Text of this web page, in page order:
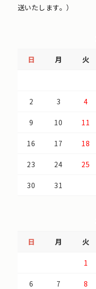
送いたします。）
日 月 火
2 3 4
9 10 11
16 17 18
23 24 25
30 31
日 月 火
1
6 7 8